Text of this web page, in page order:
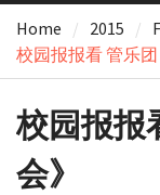
Home 2015
校园报报看 管乐团
校园报报
会》